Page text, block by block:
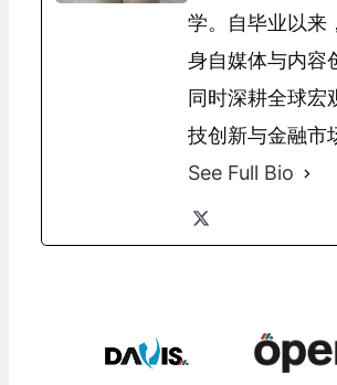
学。自毕业以来
身自媒体与内容
同时深耕全球宏
技创新与金融市
See Full Bio